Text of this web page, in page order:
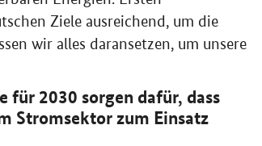
Ziele ausreichend, um die
wir alles daransetzen, um unsere
2030 sorgen dafür, dass
Stromsektor zum Einsatz